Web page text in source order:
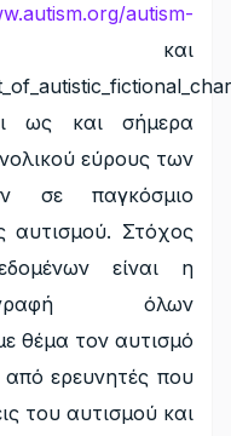
autism-
ως και σήμερα
εύρους των
σε παγκόσμιο
αυτισμού. Στόχος
είναι η
όλων
θέμα τον αυτισμό
ερευνητές που
του αυτισμού και